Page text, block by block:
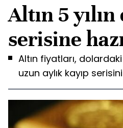
Altın 5
serisine
Altın fiyatları,
uzun aylık kayıp